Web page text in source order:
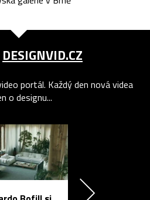
DESIGNVID.CZ
portál. Každý den nová videa
o designu...